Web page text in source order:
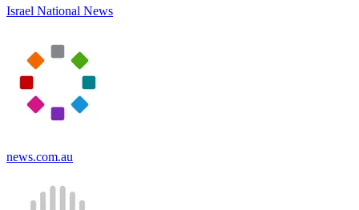
Israel National News
news.com.au